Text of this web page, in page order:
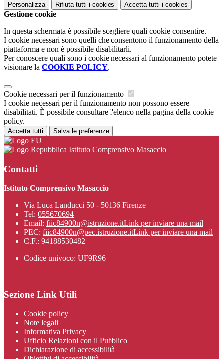
Personalizza Rifiuta tutti i cookies Accetta tutti i cookies
Gestione cookie
In questa schermata è possibile scegliere quali cookie consentire.
I cookie necessari sono quelli che consentono il funzionamento della
piattaforma e non è possibile disabilitarli.
Per conoscere quali sono i cookie necessari al funzionamento potete
visionare la COOKIE POLICY.
Cookie necessari per il funzionamento
I cookie necessari per il funzionamento non possono essere
disabilitati. È possibile consultare l'elenco nella pagina della cookie
policy.
Accetta tutti Salva le preferenze
Istituto Comprensivo Masaccio
Contatti
Istituto Comprensivo Masaccio
Via Luca Landucci 50 - 50136 Firenze
Tel: 055670694
Email: fiic84900n@istruzione.itLink per inviare una mail
PEC: fiic84900n@pec.istruzione.itLink per inviare una mail
C.F.: 94188530482
Codice univoco: UF9R96
Sezione Link Utili
Cookie policy
Note legali
Informativa Privacy
Ufficio Relazioni con il Pubblico
Dichiarazione di accessibilità